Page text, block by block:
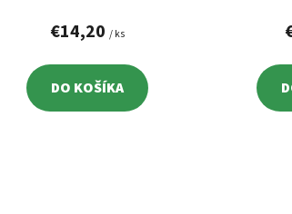
SO SANTOM, LED,
3XAA, INTERIÉR
€14,20 / ks
DO KOŠÍKA